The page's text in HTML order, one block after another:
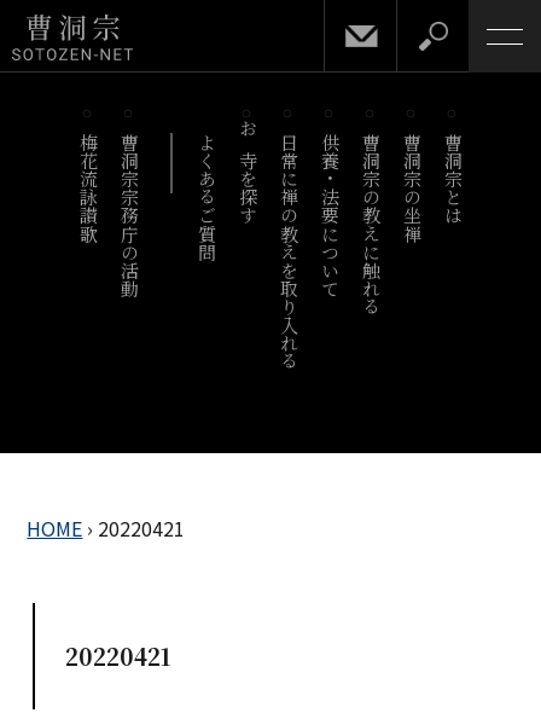
梅花流詠讃歌 曹洞宗宗務庁の活動 よくあるご質問 お寺を探す 日常に禅の教えを取り入れる供養・法要について曹洞宗の教えに触れる 曹洞宗の坐禅 曹洞宗とは
HOME › 20220421
20220421